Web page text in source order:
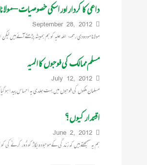
داعی کا کردار اور اسکی خصوصیات –
September 28, 2012
مولانا مودودی رحمۃ اللہ علیہ کو ہم ہمیشہ پڑھتے آئے ہیں
مسلم ممالک کی فوجوں کا المیہ
July 12, 2012
مسلمان ملکوں کی فوجوں میں بہت جلدی یہ احساس پیدا
اقتدار کیوں؟
June 2, 2012
ہم یہ سمجھتے ہیں کہ زندگی کے موجودہ بگاڑ کو دُور کرنے